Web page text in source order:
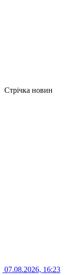
Стрічка новин
07.08.2026, 16:23